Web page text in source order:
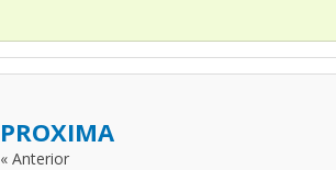
PROXIMA
« Anterior